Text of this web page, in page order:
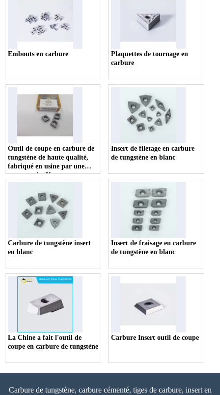
Embouts en carbure
Plaquettes de tournage en
carbure
Outil de coupe en carbure de
tungstène de haute qualité,
fabriqué en usine par une
coentreprise Kyocera
Insert de filetage en carbure
de tungstène en blanc
Carbure de tungstène insert
en blanc
Insert de fraisage en carbure
de tungstène en blanc
La Chine a fait l'outil de
coupe en carbure de tungstène
Carbure Insert outil de coupe
Carbure de tungstène, carbure cémenté, tiges de carbure, insert en